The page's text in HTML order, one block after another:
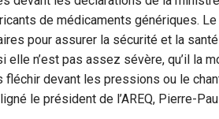
de médicaments génériques.
pour assurer la sécurité et la
elle n’est pas assez sévère, qu’il la
fléchir devant les pressions ou le
le président de l’AREQ, Pierre-